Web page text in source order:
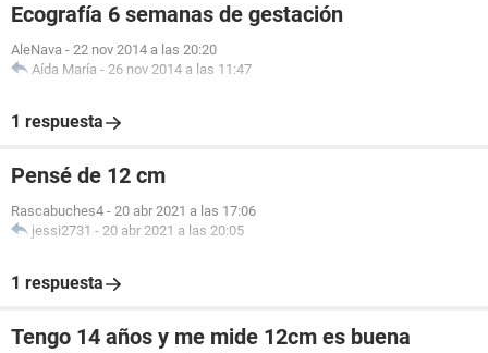
Ecografía 6 semanas de gestación
AleNava - 22 nov 2014 a las 20:20
Aída María - 26 nov 2014 a las 11:47
1 respuesta
Pensé de 12 cm
Rascabuches4 - 20 abr 2021 a las 17:06
jessi2731 - 20 abr 2021 a las 20:05
1 respuesta
Tengo 14 años y me mide 12cm es buena